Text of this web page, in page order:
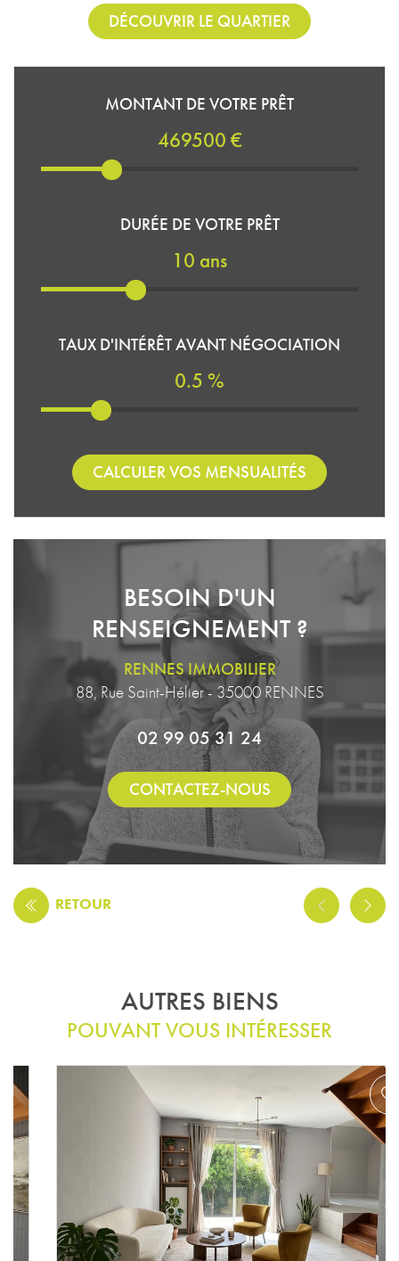
DÉCOUVRIR LE QUARTIER
MONTANT DE VOTRE PRÊT
469500 €
DURÉE DE VOTRE PRÊT
10 ans
TAUX D'INTÉRÊT AVANT NÉGOCIATION
0.5 %
CALCULER VOS MENSUALITÉS
BESOIN D'UN
RENSEIGNEMENT ?
RENNES IMMOBILIER
88, Rue Saint-Hélier - 35000 RENNES
02 99 05 31 24
CONTACTEZ-NOUS
RETOUR
AUTRES BIENS
POUVANT VOUS INTÉRESSER